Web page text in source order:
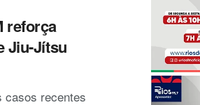
reforça
Jiu-Jítsu
casos recentes